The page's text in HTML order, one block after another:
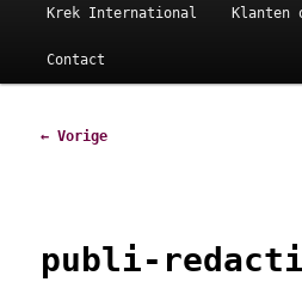
Krek International Klanten
Contact
Afbeeldingsnavigatie
← Vorige
publi-